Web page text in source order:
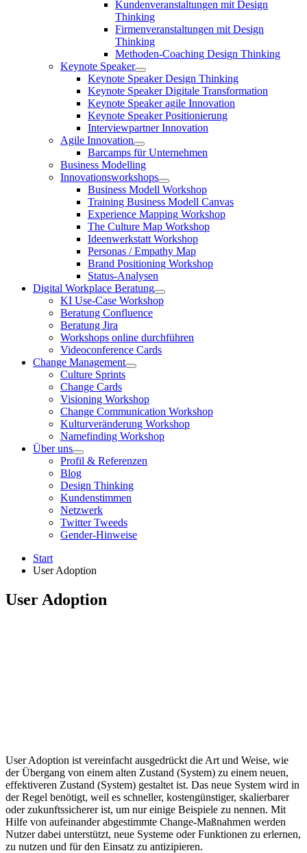
Kundenveranstaltungen mit Design
Thinking
Firmenveranstaltungen mit Design
Thinking
Methoden-Coaching Design Thinking
Keynote Speaker
Keynote Speaker Design Thinking
Keynote Speaker Digitale Transformation
Keynote Speaker agile Innovation
Keynote Speaker Positionierung
Interviewpartner Innovation
Agile Innovation
Barcamps für Unternehmen
Business Modelling
Innovationsworkshops
Business Modell Workshop
Training Business Modell Canvas
Experience Mapping Workshop
The Culture Map Workshop
Ideenwerkstatt Workshop
Personas / Empathy Map
Brand Positioning Workshop
Status-Analysen
Digital Workplace Beratung
KI Use-Case Workshop
Beratung Confluence
Beratung Jira
Workshops online durchführen
Videoconference Cards
Change Management
Culture Sprints
Change Cards
Visioning Workshop
Change Communication Workshop
Kulturveränderung Workshop
Namefinding Workshop
Über uns
Profil & Referenzen
Blog
Design Thinking
Kundenstimmen
Netzwerk
Twitter Tweeds
Gender-Hinweise
Start
User Adoption
User Adoption
User Adoption ist vereinfacht ausgedrückt die Art und Weise, wie
der Übergang von einem alten Zustand (System) zu einem neuen,
effektiveren Zustand (System) gestaltet ist. Das neue System wird in
der Regel benötigt, weil es schneller, kostengünstiger, skalierbarer
oder zukunftssicherer ist, um nur einige Beispiele zu nennen. Mit
Hilfe von aufeinander abgestimmte Change-Maßnahmen werden
Nutzer dabei unterstützt, neue Systeme oder Funktionen zu erlernen,
zu nutzen und für den Einsatz zu antizipieren.